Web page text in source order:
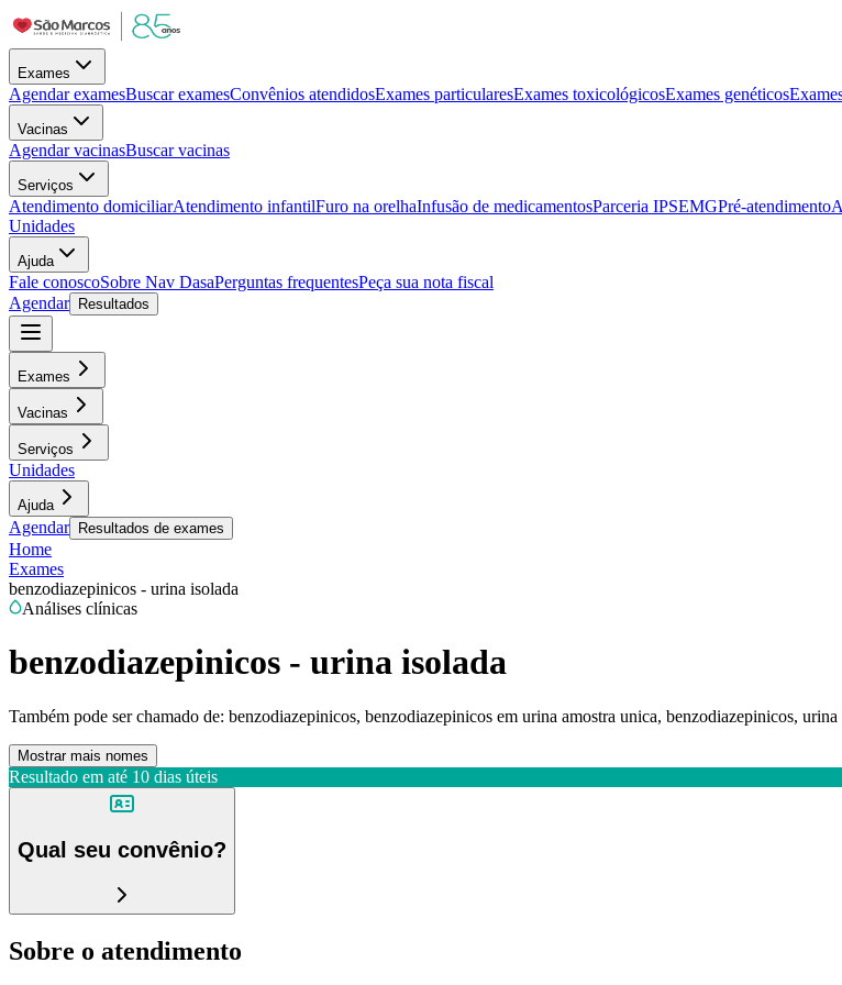
Exames
Agendar examesBuscar examesConvênios atendidosExames particularesExames toxicológicosExames genéticos
Vacinas
Agendar vacinasBuscar vacinas
Serviços
Atendimento domiciliarAtendimento infantilFuro na orelhaInfusão de medicamentosParceria IPSEMGPré-atendimento
Unidades
Ajuda
Fale conoscoSobre Nav DasaPerguntas frequentesPeça sua nota fiscal
Agendar
Resultados
Exames
Vacinas
Serviços
Unidades
Ajuda
Agendar Resultados de exames
Home
Exames
benzodiazepinicos - urina isolada
Análises clínicas
benzodiazepinicos - urina isolada
Também pode ser chamado de: benzodiazepinicos, benzodiazepinicos em urina amostra unica, benzodiazepinicos,
Mostrar mais nomes
Resultado em até 10 dias úteis
Qual seu convênio?
Sobre o atendimento